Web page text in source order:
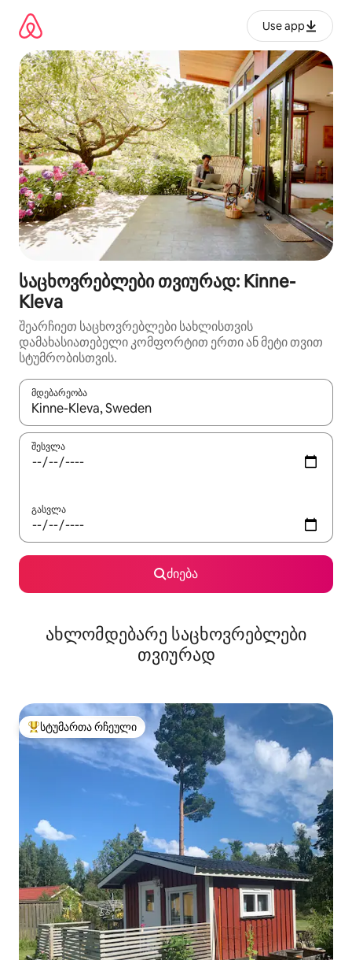
გადასვლა
Use app
საცხოვრებლები თვიურად: Kinne-
Kleva
შეარჩიეთ საცხოვრებლები სახლისთვის
დამახასიათებელი კომფორტით ერთი ან მეტი თვით
სტუმრობისთვის.
მდებარეობა
როცა შედეგები ხელმისაწვდომი გახდება, ნავიგაციისთვის
შესვლა
გასვლა
ძიება
ახლომდებარე საცხოვრებლები
თვიურად
სტუმართა რჩეული მოწინავე ვარიანტი
სტუმართა რჩეული